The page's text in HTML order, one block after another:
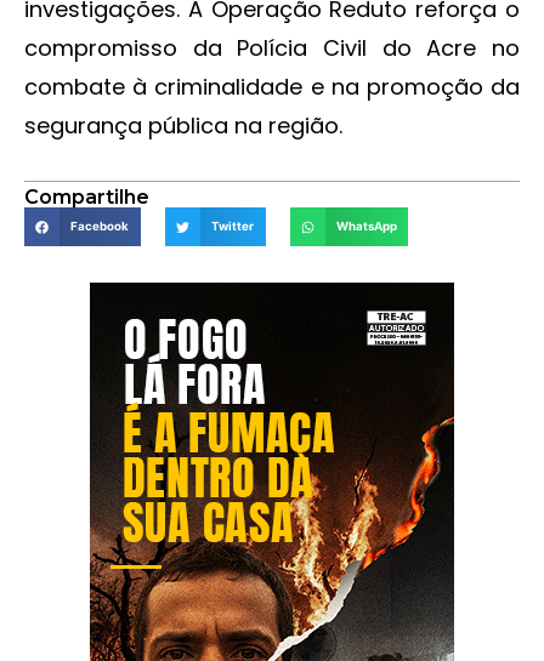
investigações. A Operação Reduto reforça o
compromisso da Polícia Civil do Acre no
combate à criminalidade e na promoção da
segurança pública na região.
Compartilhe
Facebook Twitter WhatsApp